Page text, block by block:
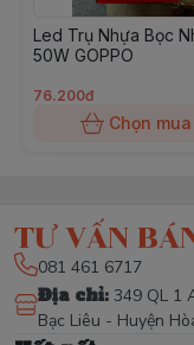
Led Trụ Nhựa Bọc
50W GOPPO
76.200đ
Chọn mua
TƯ VẤN
081 461 6717
Địa chỉ: 349 QL 1
Bạc Liêu - Huyện